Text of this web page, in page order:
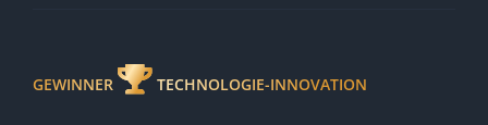
GEWINNER TECHNOLOGIE-INNOVATION